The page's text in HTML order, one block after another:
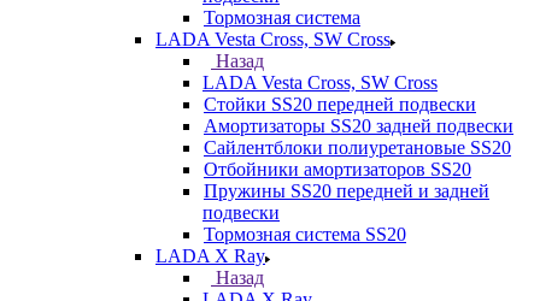
Тормозная система
LADA Vesta Cross, SW Cross
Назад
LADA Vesta Cross, SW Cross
Стойки SS20 передней подвески
Амортизаторы SS20 задней подвески
Сайлентблоки полиуретановые SS20
Отбойники амортизаторов SS20
Пружины SS20 передней и задней
подвески
Тормозная система SS20
LADA X Ray
Назад